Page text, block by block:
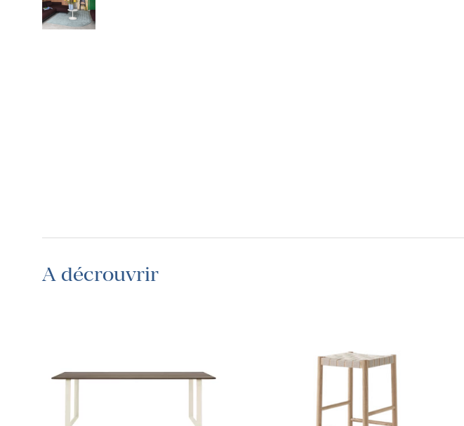
A décrouvrir